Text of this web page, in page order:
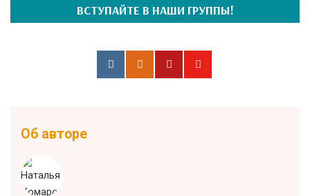
ВСТУПАЙТЕ В НАШИ ГРУППЫ!
Об авторе